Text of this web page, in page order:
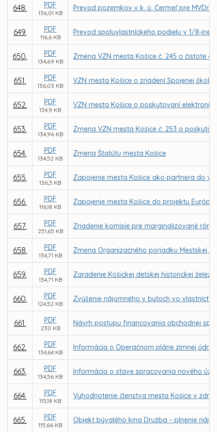
648. PDF
136,01 KB
Prevod pozemkov v k. ú. Čermeľ pre
649. PDF
116,6 KB
Prevod spoluvlastníckeho podielu v 1/8-ine
650. PDF
134,69 KB
Zmena VZN mesta Košice č. 245 o čistote a
651. PDF
136,03 KB
VZN mesta Košice o zriadení Spojenej školy
652. PDF
134,9 KB
VZN mesta Košice o poskytovaní
653. PDF
134,96 KB
Zmena VZN mesta Košice č. 253 o
654. PDF
134,52 KB
Zmena Štatútu mesta Košice
655. PDF
136,3 KB
Zapojenie mesta Košice ako partnera do
656. PDF
116,18 KB
Zapojenie mesta Košice do projektu
657. PDF
251,65 KB
Zriadenie komisie pre marginalizované
658. PDF
134,71 KB
Zmena Organizačného poriadku Mestskej
659. PDF
134,71 KB
Zaradenie Košickej detskej historickej
660. PDF
124,52 KB
Zvýšenie nájomného v bytoch vo
661. PDF
230 KB
Návrh postupu financovania obchodnej
662. PDF
134,64 KB
Informácia o Operačnom pláne zimnej
663. PDF
134,56 KB
Informácia o stave spracovania nového
664. PDF
115,18 KB
Vyhodnotenie členstva mesta Košice v
665. PDF
115,66 KB
Objekt bývalého kina Družba – plnenie